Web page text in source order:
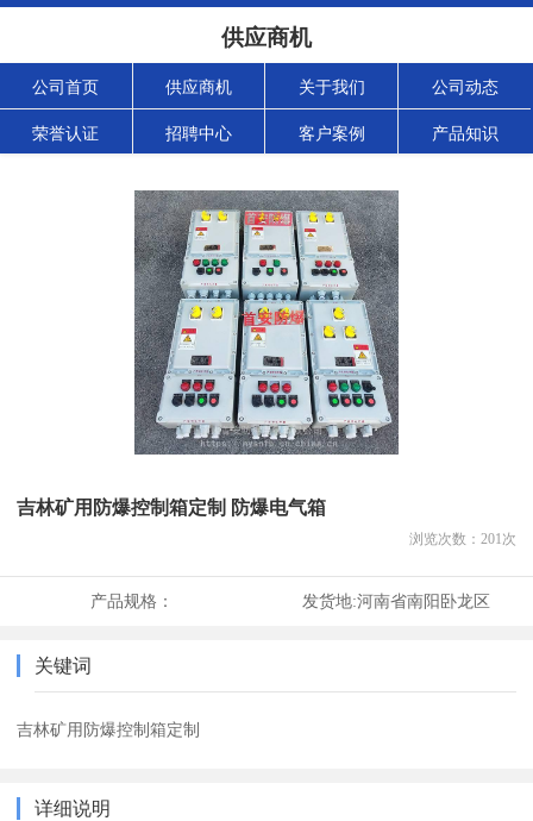
供应商机
公司首页 供应商机 关于我们 公司动态
荣誉认证 招聘中心 客户案例 产品知识
吉林矿用防爆控制箱定制 防爆电气箱
浏览次数： 201次
产品规格： 发货地:河南省南阳卧龙区
关键词
吉林矿用防爆控制箱定制
详细说明